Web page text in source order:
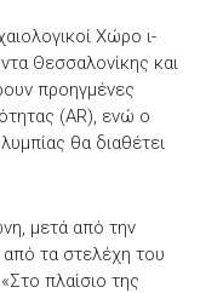
Χώρο ι-
Θεσσαλονίκης και
προηγμένες
(AR), ενώ ο
θα διαθέτει
μετά από την
τα στελέχη του
πλαίσιο της